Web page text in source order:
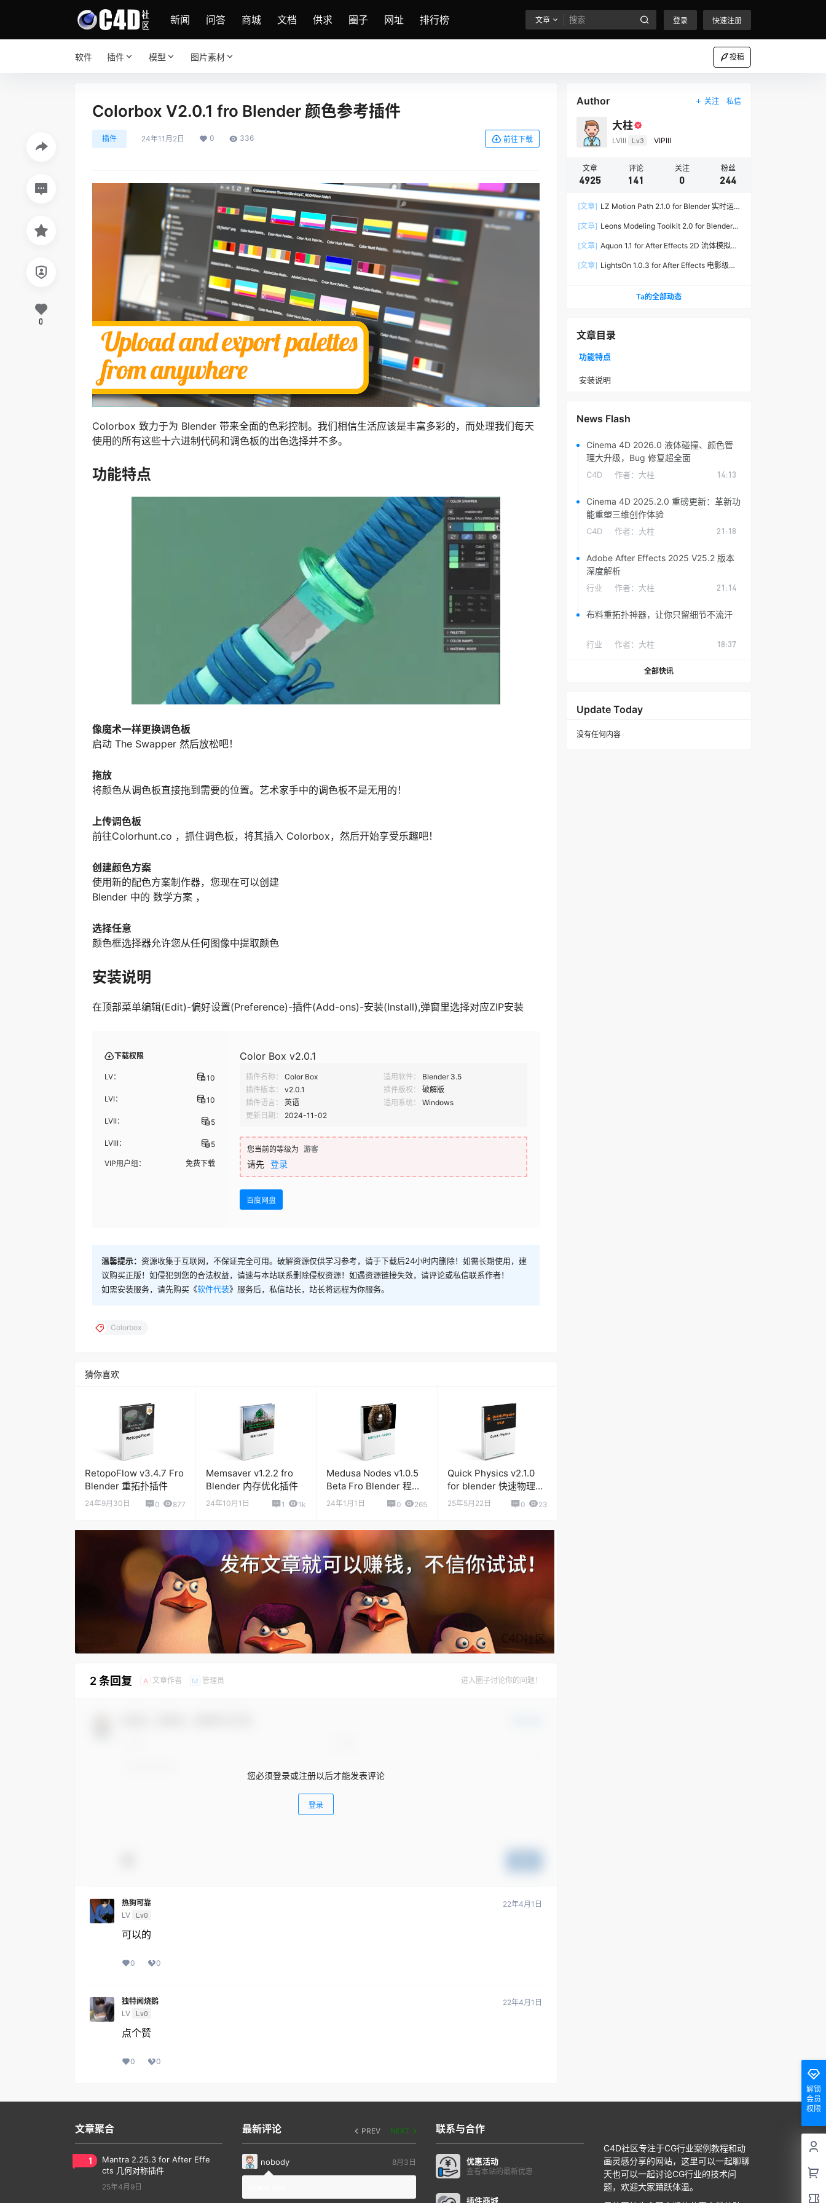
新闻 问答 商城 文档 供求 圈子 网址 排行榜 文章 登录 快速注册
软件 插件 模型 图片素材 投稿
Colorbox V2.0.1 fro Blender 颜色参考插件
插件 24年11月2日 0 336 前往下载
Colorbox 致力于为 Blender 带来全面的色彩控制。我们相信生活应该是丰富多彩的，而处理我们每天
使用的所有这些十六进制代码和调色板的出色选择并不多。
功能特点
像魔术一样更换调色板
启动 The Swapper 然后放松吧！
拖放
将颜色从调色板直接拖到需要的位置。艺术家手中的调色板不是无用的！
上传调色板
前往Colorhunt.co ，抓住调色板，将其插入 Colorbox，然后开始享受乐趣吧！
创建颜色方案
使用新的配色方案制作器，您现在可以创建
Blender 中的 数学方案 ，
选择任意
颜色框选择器允许您从任何图像中提取颜色
安装说明
在顶部菜单编辑(Edit)-偏好设置(Preference)-插件(Add-ons)-安装(Install),弹窗里选择对应ZIP安装
下载权限
LV： 10
LVI： 10
LVII： 5
LVIII： 5
VIP用户组： 免费下载
Color Box v2.0.1
插件名称： Color Box 适用软件：
Blender 3.5
插件版本：
v2.0.1 插件版权：
破解版
插件语言：
英语 适用系统：
Windows
更新日期：
2024-11-02
您当前的等级为 游客
请先 登录
百度网盘
温馨提示： 资源收集于互联网，不保证完全可用。破解资源仅供学习参考，请于下载后24小时内删除！如需长期使用，建
议购买正版！如侵犯到您的合法权益，请速与本站联系删除侵权资源！如遇资源链接失效，请评论或私信联系作者！
如需安装服务，请先购买《软件代装》服务后，私信站长，站长将远程为你服务。
0
Colorbox
猜你喜欢
RetopoFlow v3.4.7 Fro
Blender 重拓扑插件
24年9月30日 0 877
Memsaver v1.2.2 fro
Blender 内存优化插件
24年10月1日 1 1k
Medusa Nodes v1.0.5
Beta Fro Blender 程序
化头发生成插件
24年1月1日 0 265
Quick Physics v2.1.0
for blender 快速物理模
拟效果插件
25年5月22日 0 23
2 条回复 A 文章作者 M 管理员 进入圈子讨论你的问题！
您必须登录或注册以后才能发表评论
登录
热狗可靠
LV Lv0
22年4月1日
可以的
0 0
独特闻烧鹅
LV Lv0
22年4月1日
点个赞
0 0
Author 关注 私信
大柱
LVIII Lv3 VIPIII
文章
4925
评论
141
关注
0
粉丝
244
[文章] LZ Motion Path 2.1.0 for Blender 实时运
[文章] Leons Modeling Toolkit 2.0 for Blender
[文章] Aquon 1.1 for After Effects 2D 流体模拟插
[文章] LightsOn 1.0.3 for After Effects 电影级镜
Ta的全部动态
文章目录
功能特点
安装说明
News Flash
Cinema 4D 2026.0 液体碰撞、颜色管
理大升级，Bug 修复超全面
C4D 作者： 大柱 14:13
Cinema 4D 2025.2.0 重磅更新：革新功
能重塑三维创作体验
C4D 作者： 大柱 21:18
Adobe After Effects 2025 V25.2 版本
深度解析
行业 作者： 大柱 21:14
布料重拓扑神器，让你只留细节不流汗
行业 作者： 大柱 18:37
全部快讯
Update Today
没有任何内容
解锁
会员
权限
文章聚合
1
Mantra 2.25.3 for After Effe
cts 几何对称插件
25年4月9日
最新评论 PREV NEXT
nobody 8月3日
联系与合作
优惠活动
查看本站的最新优惠
插件商城
C4D社区专注于CG行业案例教程和动
画灵感分享的网站，这里可以一起聊聊
天也可以一起讨论CG行业的技术问
题，欢迎大家踊跃体温。